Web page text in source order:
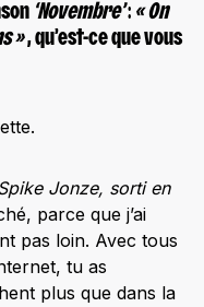
‘Novembre’: « On
», qu’est-ce que vous
Jonze, sorti en
parce que j’ai
pas loin. Avec tous
tu as
plus que dans la